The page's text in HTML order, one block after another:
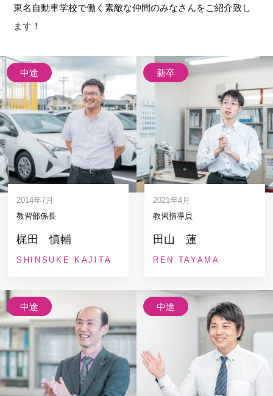
東名自動車学校で働く素敵な仲間のみなさんをご紹介致し
ます！
中途
2014年7月
教習部係長
梶田 慎輔
SHINSUKE KAJITA
新卒
2021年4月
教習指導員
田山 蓮
REN TAYAMA
中途 中途